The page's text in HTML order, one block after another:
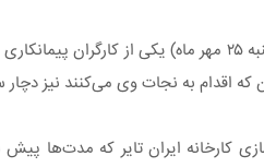
به نقل از منابع کارگری؛ روز گذشته (دوشنبه
که اقدام به نجات وی می‌کنند نیز
کارخانه ایران تایر که مدت‌ها